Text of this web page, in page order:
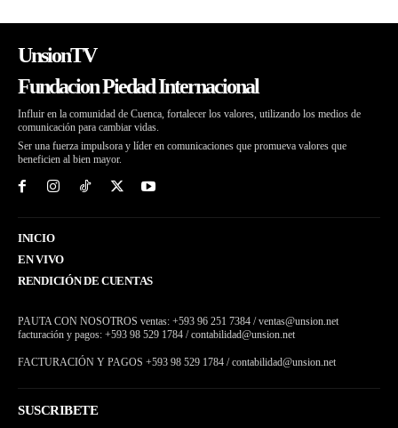
UnsionTV
Fundacion Piedad Internacional
Influir en la comunidad de Cuenca, fortalecer los valores, utilizando los medios de
comunicación para cambiar vidas.
Ser una fuerza impulsora y líder en comunicaciones que promueva valores que
beneficien al bien mayor.
INICIO
EN VIVO
RENDICIÓN DE CUENTAS
PAUTA CON NOSOTROS ventas: +593 96 251 7384 / ventas@unsion.net
facturación y pagos: +593 98 529 1784 / contabilidad@unsion.net
FACTURACIÓN Y PAGOS +593 98 529 1784 / contabilidad@unsion.net
SUSCRIBETE